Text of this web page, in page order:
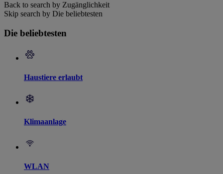
Back to search by Zugänglichkeit
Skip search by Die beliebtesten
Die beliebtesten
Haustiere erlaubt
Klimaanlage
WLAN